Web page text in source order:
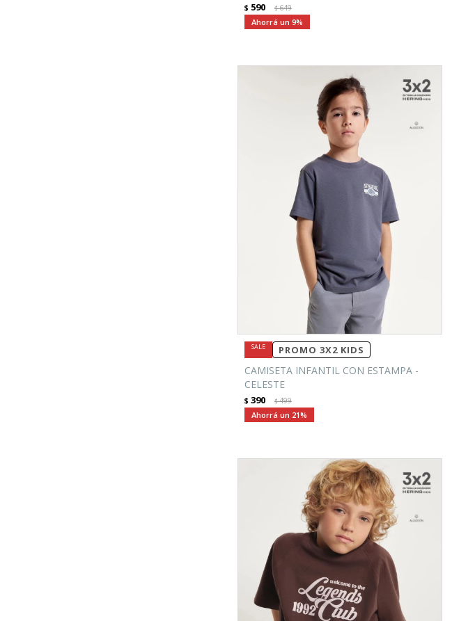
$ 590 $649
9
PROMO 3X2 KIDS
CAMISETA INFANTIL CON ESTAMPA -
CELESTE
$ 390 $499
21